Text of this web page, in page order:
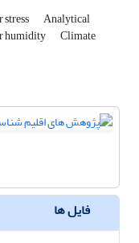
Analytical
humidity Climate
فایل ها